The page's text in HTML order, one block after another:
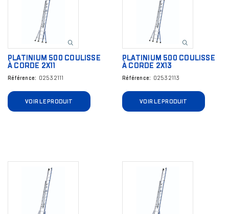
PLATINIUM 500 COULISSE
À CORDE 2X11
Référence 02532111
VOIR LE PRODUIT
PLATINIUM 500 COULISSE
À CORDE 2X13
Référence 02532113
VOIR LE PRODUIT